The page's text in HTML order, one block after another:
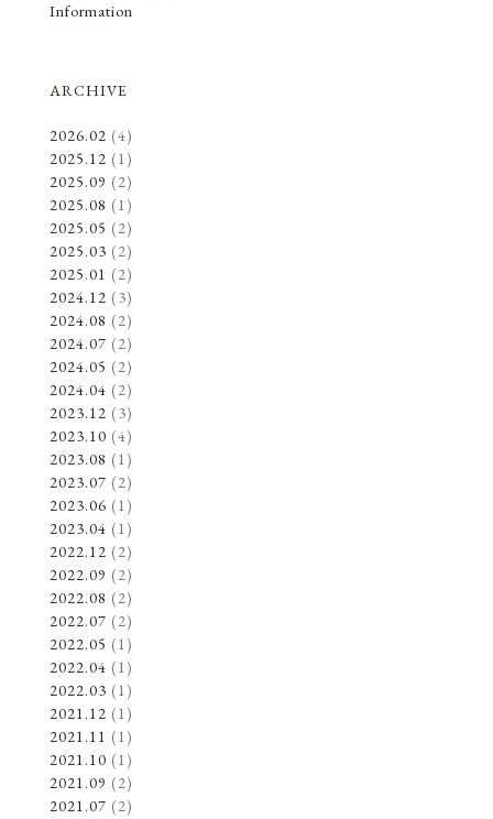
Information
ARCHIVE
2026.02 (4)
2025.12 (1)
2025.09 (2)
2025.08 (1)
2025.05 (2)
2025.03 (2)
2025.01 (2)
2024.12 (3)
2024.08 (2)
2024.07 (2)
2024.05 (2)
2024.04 (2)
2023.12 (3)
2023.10 (4)
2023.08 (1)
2023.07 (2)
2023.06 (1)
2023.04 (1)
2022.12 (2)
2022.09 (2)
2022.08 (2)
2022.07 (2)
2022.05 (1)
2022.04 (1)
2022.03 (1)
2021.12 (1)
2021.11 (1)
2021.10 (1)
2021.09 (2)
2021.07 (2)